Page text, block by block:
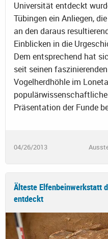
Universität entdeckt
Tübingen ein Anliegen,
an den daraus
Einblicken in die
Dem entsprechend hat
seit seinen
Vogelherdhöhle im
Präsentation der Funde
04/26/2013
Älteste Elfenbeinwerkstatt
entdeckt